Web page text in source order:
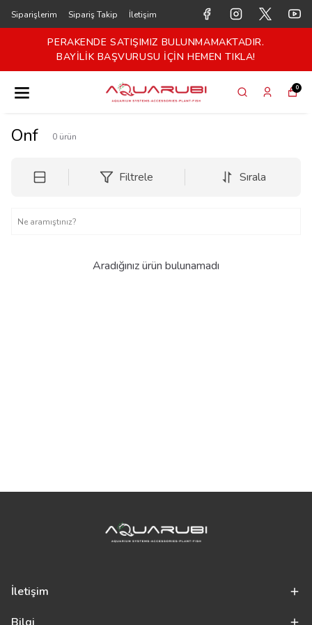
Siparişlerim Sipariş Takip İletişim
PERAKENDE SATIŞIMIZ BULUNMAMAKTADIR.
BAYİLİK BAŞVURUSU İÇİN HEMEN TIKLA!
0
Onf 0 ürün
Filtrele Sırala
Aradığınız ürün bulunamadı
İletişim